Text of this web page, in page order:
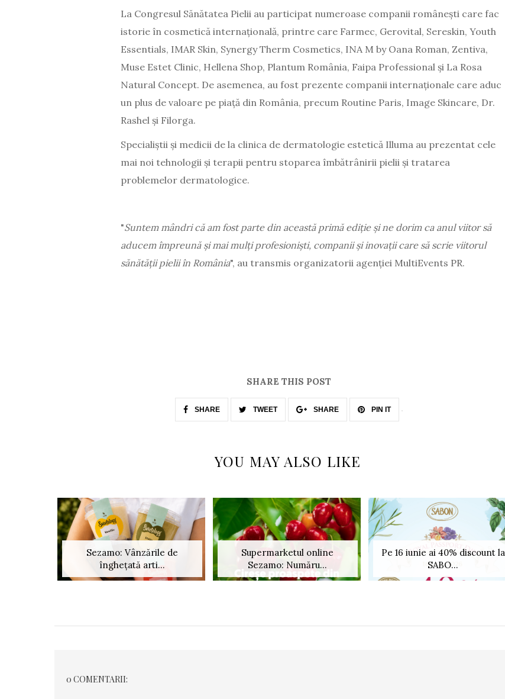
La Congresul Sănătatea Pielii au participat numeroase companii românești care fac
istorie în cosmetică internațională, printre care Farmec, Gerovital, Sereskin, Youth
Essentials, IMAR Skin, Synergy Therm Cosmetics, INA M by Oana Roman, Zentiva,
Muse Estet Clinic, Hellena Shop, Plantum România, Faipa Professional și La Rosa
Natural Concept. De asemenea, au fost prezente companii internaționale care aduc
un plus de valoare pe piață din România, precum Routine Paris, Image Skincare, Dr.
Rashel și Filorga.
Specialiștii și medicii de la clinica de dermatologie estetică Illuma au prezentat cele
mai noi tehnologii și terapii pentru stoparea îmbătrânirii pielii și tratarea
problemelor dermatologice.
"Suntem mândri că am fost parte din această primă ediție și ne dorim ca anul viitor să
aducem împreună și mai mulți profesioniști, companii și inovații care să scrie viitorul
sănătății pielii în România", au transmis organizatorii agenției MultiEvents PR.
SHARE THIS POST
SHARE TWEET SHARE PIN IT
YOU MAY ALSO LIKE
Sezamo: Vânzările de
înghețată arti...
Supermarketul online
Sezamo: Număru...
Pe 16 iunie ai 40% discount la
SABO...
0 COMENTARII: